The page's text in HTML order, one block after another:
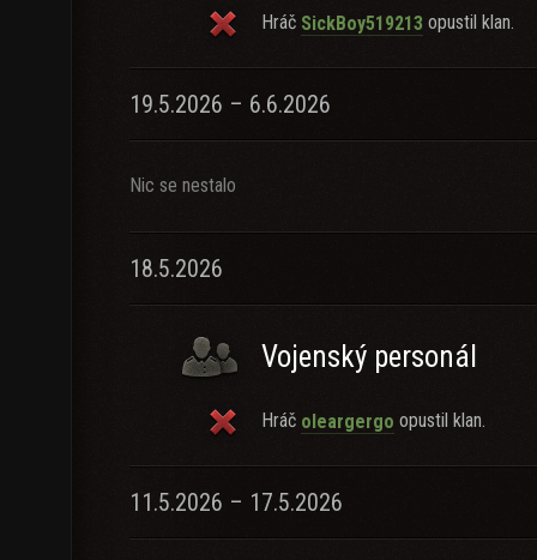
Hráč SickBoy519213 opustil klan.
19.5.2026 – 6.6.2026
Nic se nestalo
18.5.2026
Vojenský personál
Hráč oleargergo opustil klan.
11.5.2026 – 17.5.2026